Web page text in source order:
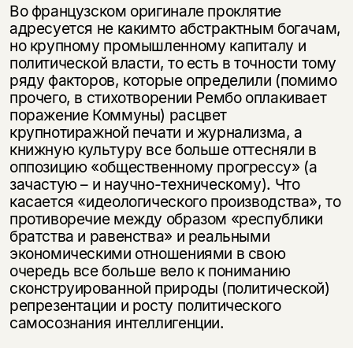
Во французском оригинале проклятие
адресуется не какимто абстрактным богачам,
но крупному промышленному капиталу и
политической власти, то есть в точности тому
ряду факторов, которые определили (помимо
прочего, в стихотворении Рембо оплакивает
поражение Коммуны) расцвет
крупнотиражной печати и журнализма, а
книжную культуру все больше оттесняли в
оппозицию «общественному прогрессу» (а
зачастую – и научно-техническому). Что
касается «идеологического производства», то
противоречие между образом «республики
братства и равенства» и реальными
экономическими отношениями в свою
очередь все больше вело к пониманию
сконструированной природы (политической)
репрезентации и росту политического
самосознания интеллигенции.